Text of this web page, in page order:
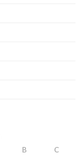
B C